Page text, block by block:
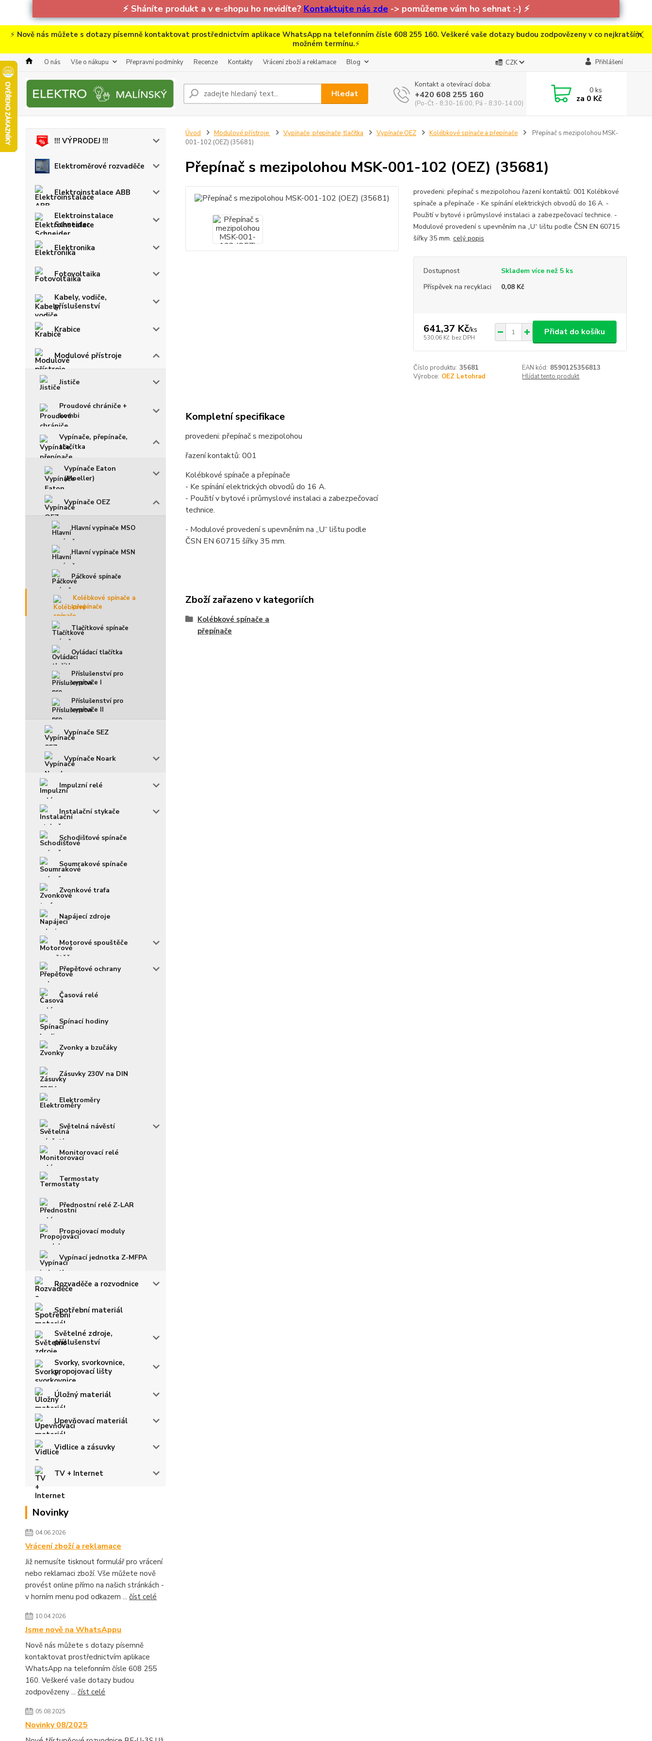
⚡ Sháníte produkt a v e-shopu ho nevidíte? Kontaktujte nás zde-> pomůžeme vám ho sehnat :-) ⚡
⚡ Nově nás můžete s dotazy písemně kontaktovat prostřednictvím aplikace WhatsApp na telefonním čísle 608 255 160. Veškeré vaše dotazy budou zodpovězeny v co nejkratším
možném termínu.⚡
O nás Vše o nákupu Přepravní podmínky Recenze Kontakty Vrácení zboží a reklamace Blog CZK Přihlášení
Hledat
Kontakt a otevírací doba:
+420 608 255 160
(Po-Čt - 8:30-16:00, Pá - 8:30-14:00)
0ks
za 0 Kč
!!! VÝPRODEJ !!!
Elektroměrové rozvaděče
Elektroinstalace ABB
Elektroinstalace
Schneider
Elektronika
Fotovoltaika
Kabely, vodiče,
příslušenství
Krabice
Modulové přístroje
Jističe
Proudové chrániče +
kombi
Vypínače, přepínače,
tlačítka
Vypínače Eaton
(Moeller)
Vypínače OEZ
Hlavní vypínače MSO
Hlavní vypínače MSN
Páčkové spínače
Kolébkové spínače a
přepínače
Tlačítkové spínače
Ovládací tlačítka
Příslušenství pro
vypínače I
Příslušenství pro
vypínače II
Vypínače SEZ
Vypínače Noark
Impulzní relé
Instalační stykače
Schodišťové spínače
Soumrakové spínače
Zvonkové trafa
Napájecí zdroje
Motorové spouštěče
Přepěťové ochrany
Časová relé
Spínací hodiny
Zvonky a bzučáky
Zásuvky 230V na DIN
Elektroměry
Světelná návěstí
Monitorovací relé
Termostaty
Přednostní relé Z-LAR
Propojovací moduly
Vypínací jednotka Z-MFPA
Rozvaděče a rozvodnice
Spotřební materiál
Světelné zdroje,
příslušenství
Svorky, svorkovnice,
propojovací lišty
Úložný materiál
Upevňovací materiál
Vidlice a zásuvky
TV + Internet
Novinky
04.06.2026
Vrácení zboží a reklamace
Již nemusíte tisknout formulář pro vrácení
nebo reklamaci zboží. Vše můžete nově
provést online přímo na našich stránkách -
v horním menu pod odkazem ... číst celé
10.04.2026
Jsme nově na WhatsAppu
Nově nás můžete s dotazy písemně
kontaktovat prostřednictvím aplikace
WhatsApp na telefonním čísle 608 255
160. Veškeré vaše dotazy budou
zodpovězeny ... číst celé
05.08.2025
Novinky 08/2025
Úvod Modulové přístroje Vypínače, přepínače, tlačítka Vypínače OEZ Kolébkové spínače a přepínače
Přepínač s mezipolohou MSK-
001-102 (OEZ) (35681)
Přepínač s mezipolohou MSK-001-102 (OEZ) (35681)
provedeni: přepínač s mezipolohou řazení kontaktů: 001 Kolébkové
spínače a přepínače - Ke spínání elektrických obvodů do 16 A. -
Použití v bytové i průmyslové instalaci a zabezpečovací technice. -
Modulové provedení s upevněním na „U“ lištu podle ČSN EN 60715
šířky 35 mm. celý popis
Dostupnost
Skladem více než 5 ks
Příspěvek na recyklaci
0,08 Kč
641,37 Kč/ks
530,06 Kč bez DPH
Přidat do košíku
Číslo produktu: 35681 EAN kód: 8590125356813
Výrobce: OEZ Letohrad Hlídat tento produkt
Kompletní specifikace
provedeni: přepínač s mezipolohou
řazení kontaktů: 001
Kolébkové spínače a přepínače
- Ke spínání elektrických obvodů do 16 A.
- Použití v bytové i průmyslové instalaci a zabezpečovací
technice.
- Modulové provedení s upevněním na „U“ lištu podle
ČSN EN 60715 šířky 35 mm.
Zboží zařazeno v kategoriích
Kolébkové spínače a
přepínače